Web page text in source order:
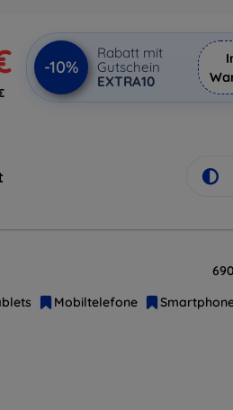
-10%
Rabatt mit
Gutschein
EXTRA10
Mobiltelefone